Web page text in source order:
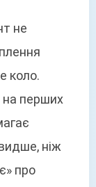
не
коло.
на перших
ніж
про